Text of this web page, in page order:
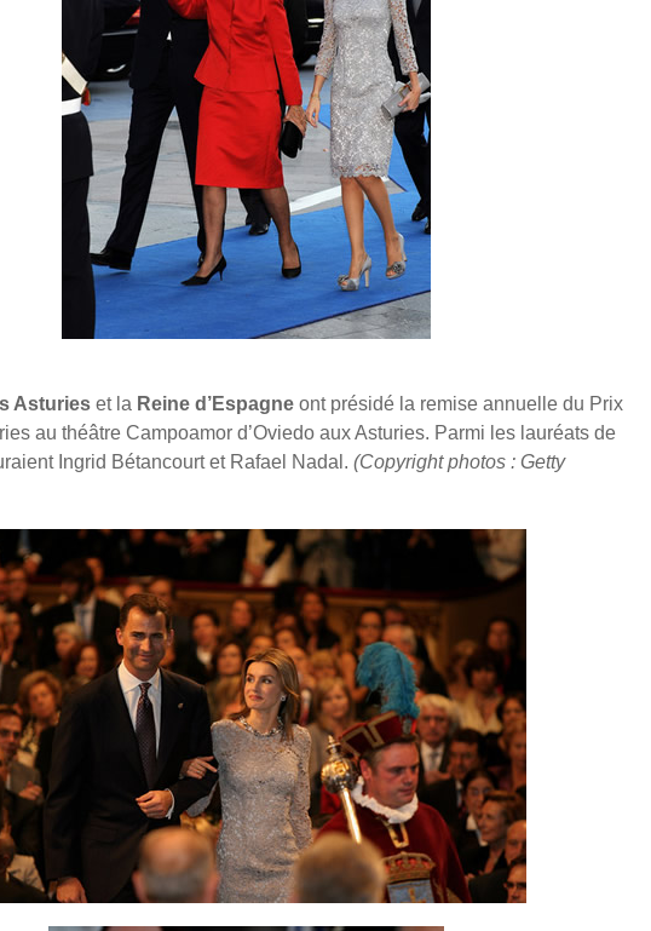
Asturies et la Reine d’Espagne ont présidé la remise annuelle du Prix
au théâtre Campoamor d’Oviedo aux Asturies. Parmi les lauréats de
Ingrid Bétancourt et Rafael Nadal.(Copyright photos : Getty